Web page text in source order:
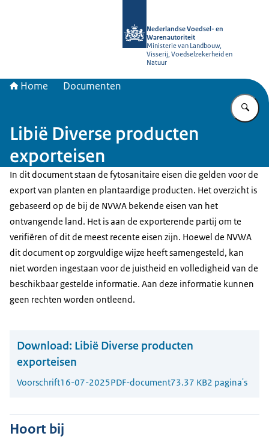
Nederlandse Voedsel- en
Warenautoriteit
Ministerie van Landbouw,
Visserij, Voedselzekerheid en
Natuur
Home Documenten
Libië Diverse producten
exporteisen
In dit document staan de fytosanitaire eisen die gelden voor de
export van planten en plantaardige producten. Het overzicht is
gebaseerd op de bij de NVWA bekende eisen van het
ontvangende land. Het is aan de exporterende partij om te
verifiëren of dit de meest recente eisen zijn. Hoewel de NVWA
dit document op zorgvuldige wijze heeft samengesteld, kan
niet worden ingestaan voor de juistheid en volledigheid van de
beschikbaar gestelde informatie. Aan deze informatie kunnen
geen rechten worden ontleend.
Download: Libië Diverse producten
exporteisen
Voorschrift16-07-2025PDF-document73.37 KB2 pagina's
Hoort bij